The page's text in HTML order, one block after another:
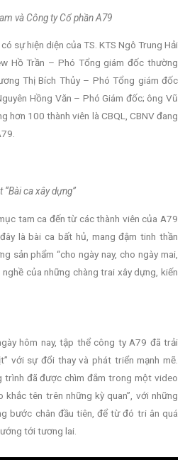
và Công ty Cổ phần A79
sự hiện diện của TS. KTS Ngô Trung Hải
Hồ Trần – Phó Tổng giám đốc thường
Thị Bích Thủy – Phó Tổng giám đốc
Hồng Văn – Phó Giám đốc; ông Vũ
hơn 100 thành viên là CBQL, CBNV đang
ca xây dựng”
tam ca đến từ các thành viên của A79
là bài ca bất hủ, mang đậm tinh thần
sản phẩm “cho ngày nay, cho ngày mai,
của những chàng trai xây dựng, kiến
hôm nay, tập thể công ty A79 đã trải
với sự đổi thay và phát triển mạnh mẽ.
trình đã được chìm đắm trong một video
tên trên những kỳ quan”, với những
bước chân đầu tiên, để từ đó tri ân quá
tới tương lai.